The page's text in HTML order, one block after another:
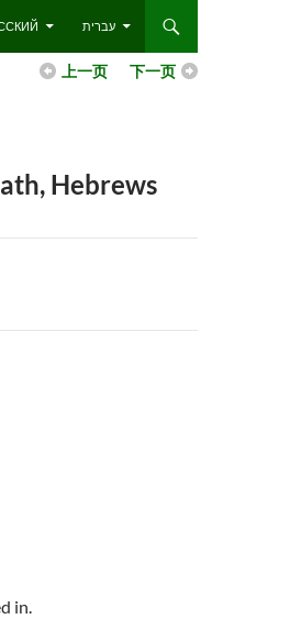
עברית
下一页
上一页
Hebrews
in.